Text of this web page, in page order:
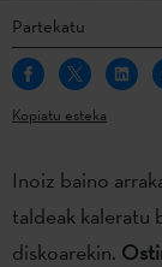
Partekatu
Kopiatu esteka
Inoiz baino
taldeak kaleratu
diskoarekin.